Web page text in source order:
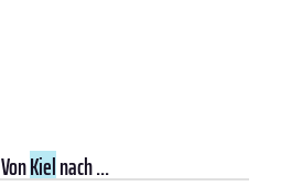
VonKielnach ...